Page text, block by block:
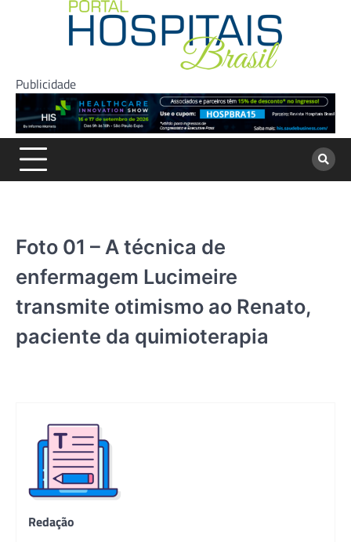
Publicidade
Foto 01 – A técnica de
enfermagem Lucimeire
transmite otimismo ao Renato,
paciente da quimioterapia
Redação